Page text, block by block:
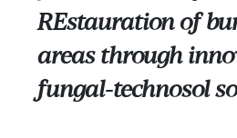
REstauration of
areas through
fungal-technosol